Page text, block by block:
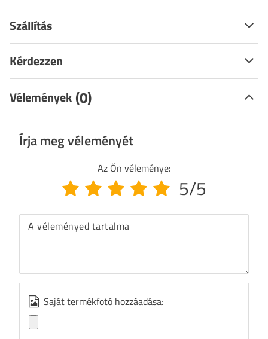
Szállítás
Kérdezzen
Vélemények (0)
Írja meg véleményét
Az Ön véleménye:
5/5
A véleményed tartalma
Saját termékfotó hozzáadása: